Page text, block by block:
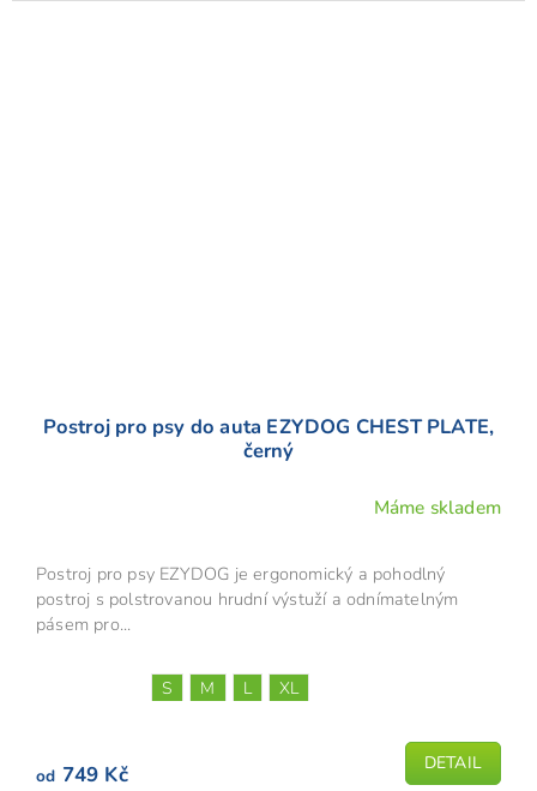
Postroj pro psy do auta EZYDOG CHEST PLATE,
černý
produktu
je
5,0
Máme skladem
od 749 Kč DETAIL
Postroj pro psy EZYDOG je ergonomický a pohodlný
postroj s polstrovanou hrudní výstuží a odnímatelným
pásem pro...
S M L XL